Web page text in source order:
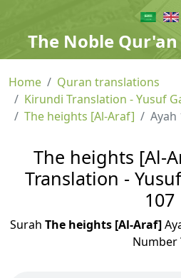
The Noble
Home
Quran translations
Kirundi Translation - Yusuf
The heights [Al-Araf]
Ayah
The heights [Al-
Translation -
107
Surah The heights [Al-Araf]
Number